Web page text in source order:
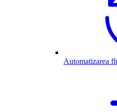
Automatizarea